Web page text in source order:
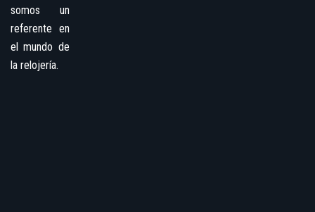
somos un
referente en
el mundo de
la relojería.